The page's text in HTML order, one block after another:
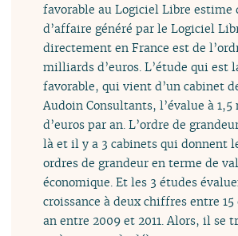
favorable au Logiciel Libre estime
d’affaire généré par le Logiciel
directement en France est de
milliards d’euros. L’étude qui est
favorable, qui vient d’un cabinet
Audoin Consultants, l’évalue à
d’euros par an. L’ordre de
là et il y a 3 cabinets qui donnent
ordres de grandeur en terme de
économique. Et les 3 études
croissance à deux chiffres entre
an entre 2009 et 2011. Alors, il se